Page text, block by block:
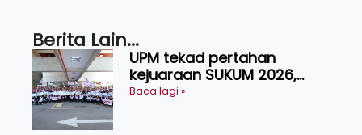
Berita Lain...
UPM tekad pertahan
kejuaraan SUKUM 2026,
sasar 16 pingat emas
Baca lagi »